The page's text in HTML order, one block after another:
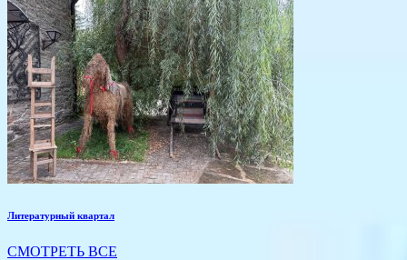
Литературный квартал
СМОТРЕТЬ ВСЕ